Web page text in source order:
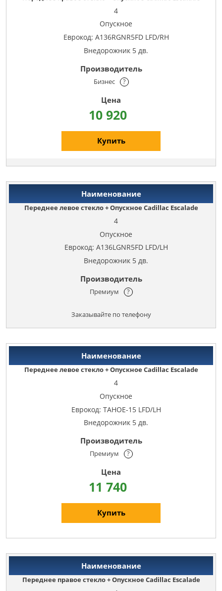
4
Опускное
Еврокод: A136RGNR5FD LFD/RH
Внедорожник 5 дв.
Бизнес ?
10 920
Купить
Переднее левое стекло + Опускное Cadillac Escalade
4
Опускное
Еврокод: A136LGNR5FD LFD/LH
Внедорожник 5 дв.
Премиум ?
Заказывайте по телефону
Переднее левое стекло + Опускное Cadillac Escalade
4
Опускное
Еврокод: TAHOE-15 LFD/LH
Внедорожник 5 дв.
Премиум ?
11 740
Купить
Переднее правое стекло + Опускное Cadillac Escalade